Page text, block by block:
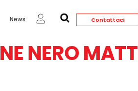
News Contattaci
NERO MATT